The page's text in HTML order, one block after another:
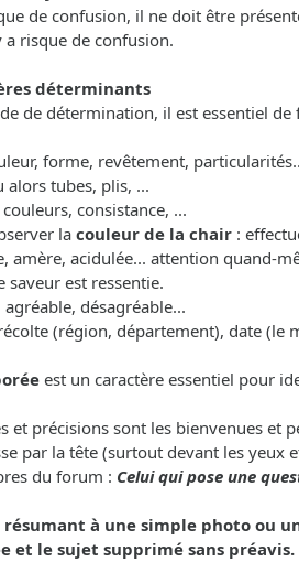
de confusion, il ne doit être
risque de confusion.
déterminants
de détermination, il est essentiel
forme, revêtement,
alors tubes, plis, ...
consistance, ...
la couleur de la chair :
amère, acidulée... attention quand-
saveur est ressentie.
désagréable...
(région, département), date (le
est un caractère essentiel pour
et précisions sont les bienvenues
par la tête (surtout devant les
du forum : Celui qui pose une
résumant à une simple photo ou
et le sujet supprimé sans préavis.